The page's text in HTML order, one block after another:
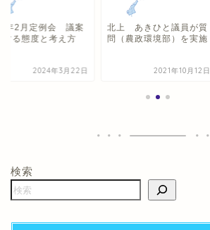
年2月定例会 議案
する態度と考え方
2024年3月22日
北上 あきひと議員が質
問（農政環境部）を実施
2021年10月12日
検索